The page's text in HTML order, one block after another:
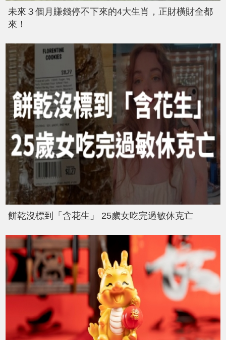
未來３個月賺錢停不下來的4大生肖，正財橫財全都
來！
餅乾沒標到「含花生」 25歲女吃完過敏休克亡